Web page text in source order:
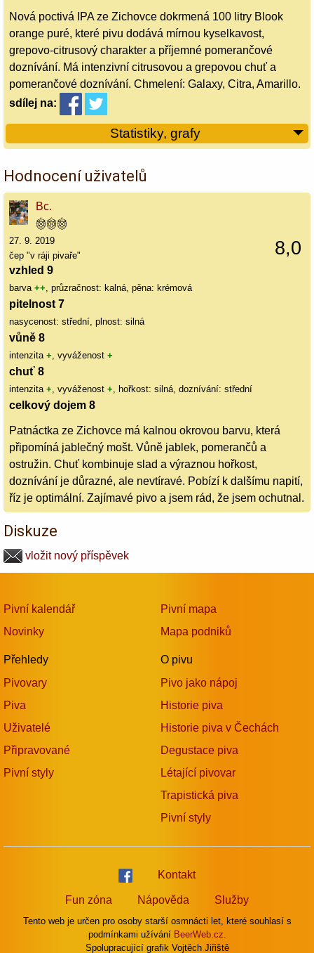
Nová poctivá IPA ze Zichovce dokrmená 100 litry Blook
orange puré, které pivu dodává mírnou kyselkavost,
grepovo-citrusový charakter a příjemné pomerančové
doznívání. Má intenzivní citrusovou a grepovou chuť a
pomerančové doznívání. Chmelení: Galaxy, Citra, Amarillo.
sdílej na:
Statistiky, grafy
Hodnocení uživatelů
Bc.
8,0
27. 9. 2019
čep "v ráji pivaře"
vzhled 9
barva ++ , průzračnost: kalná, pěna: krémová
pitelnost 7
nasycenost: střední, plnost: silná
vůně 8
intenzita + , vyváženost +
chuť 8
intenzita + , vyváženost + , hořkost: silná, doznívání: střední
celkový dojem 8
Patnáctka ze Zichovce má kalnou okrovou barvu, která
připomíná jablečný mošt. Vůně jablek, pomerančů a
ostružin. Chuť kombinuje slad a výraznou hořkost,
doznívání je důrazné, ale nevtíravé. Pobízí k dalšímu napití,
říz je optimální. Zajímavé pivo a jsem rád, že jsem ochutnal.
Diskuze
vložit nový příspěvek
Pivní kalendář
Novinky
Přehledy
Pivovary
Piva
Uživatelé
Připravované
Pivní styly
Pivní mapa
Mapa podniků
O pivu
Pivo jako nápoj
Historie piva
Historie piva v Čechách
Degustace piva
Létající pivovar
Trapistická piva
Pivní styly
Kontakt
Fun zóna Nápověda Služby
Tento web je určen pro osoby starší osmnácti let, které souhlasí s
podmínkami užívání BeerWeb.cz.
Spolupracující grafik Vojtěch Jiřiště